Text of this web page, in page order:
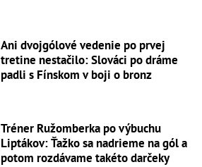
Ani dvojgólové vedenie po prvej
tretine nestačilo: Slováci po dráme
padli s Fínskom v boji o bronz
Tréner Ružomberka po výbuchu
Liptákov: Ťažko sa nadrieme na gól a
potom rozdávame takéto darčeky